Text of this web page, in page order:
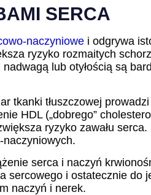
SERCA
naczyniowe i odgrywa
ryzyko rozmaitych
lub otyłością są
tkanki tłuszczowej
HDL („dobrego”
ryzyko zawału
serca i naczyń
i ostatecznie do
naczyń i nerek.